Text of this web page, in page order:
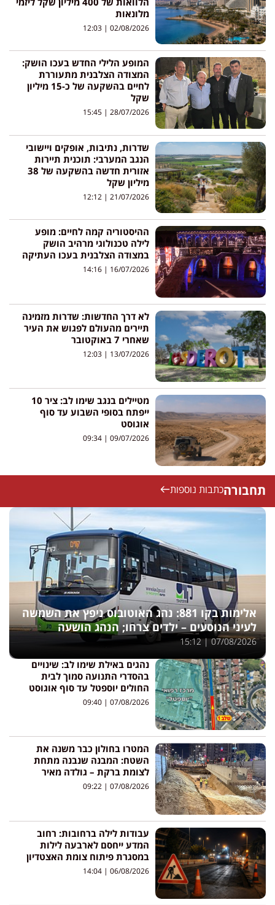
מלונאות
02/08/2026
המופע הלילי החדש בעכו הושק:
המצודה הצלבנית מתעוררת
לחיים בהשקעה של כ-15 מיליון
שקל
28/07/2026
שדרות, נתיבות, אופקים ויישובי
הנגב המערבי: תוכנית תיירות
אזורית חדשה בהשקעה של 38
מיליון שקל
21/07/2026
ההיסטוריה קמה לחיים: מופע
לילה טכנולוגי מרהיב הושק
במצודה הצלבנית בעכו העתיקה
16/07/2026
לא דרך החדשות: שדרות מזמינה
תיירים מהעולם לפגוש את העיר
שאחרי 7 באוקטובר
13/07/2026
מטיילים בנגב שימו לב: ציר 10
ייפתח בסופי השבוע עד סוף
אוגוסט
09/07/2026
תחבורהכתבות נוספות
אלימות בקו 881: נהג האוטובוס ניפץ את השמשה
לעיני הנוסעים – ילדים צרחו; הנהג הושעה
07/08/2026
15:12
נהגים באילת שימו לב: שינויים
בהסדרי התנועה סמוך לבית
החולים יוספטל עד סוף אוגוסט
07/08/2026
המטרו בחולון כבר משנה את
השטח: המבנה שנבנה מתחת
לצומת ברקת – גולדה מאיר
07/08/2026
עבודות לילה ברחובות: רחוב
המדע ייחסם לארבעה לילות
במסגרת פיתוח צומת האצטדיון
06/08/2026